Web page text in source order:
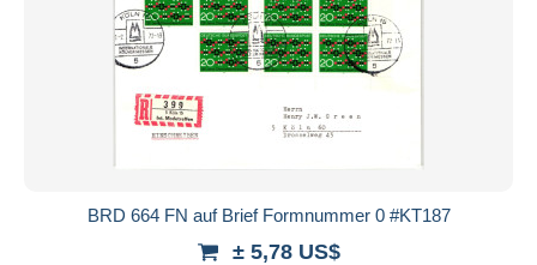
BRD 664 FN auf Brief Formnummer 0 #KT187
± 5,78 US$